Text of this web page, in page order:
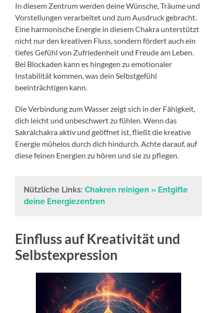
In diesem Zentrum werden deine Wünsche, Träume und
Vorstellungen verarbeitet und zum Ausdruck gebracht.
Eine harmonische Energie in diesem Chakra unterstützt
nicht nur den kreativen Fluss, sondern fördert auch ein
tiefes Gefühl von Zufriedenheit und Freude am Leben.
Bei Blockaden kann es hingegen zu emotionaler
Instabilität kommen, was dein Selbstgefühl
beeinträchtigen kann.
Die Verbindung zum Wasser zeigt sich in der Fähigkeit,
dich leicht und unbeschwert zu fühlen. Wenn das
Sakralchakra aktiv und geöffnet ist, fließt die kreative
Energie mühelos durch dich hindurch. Achte darauf, auf
diese feinen Energien zu hören und sie zu pflegen.
Nützliche Links: Chakren reinigen » Entgifte
deine Energiezentren
Einfluss auf Kreativität und
Selbstexpression